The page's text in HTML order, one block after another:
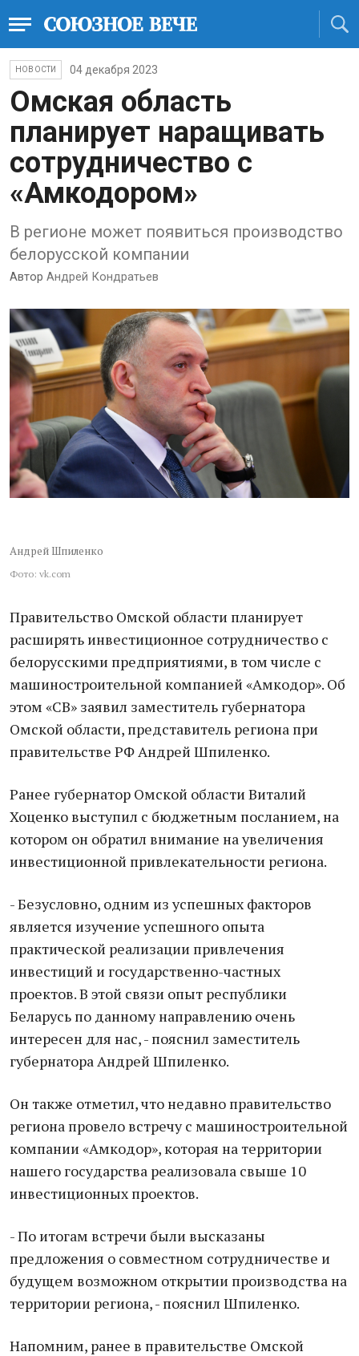
НОВОСТИ 04 декабря 2023
Омская область
планирует наращивать
сотрудничество с
«Амкодором»
В регионе может появиться производство
белорусской компании
Автор Андрей Кондратьев
Андрей Шпиленко
Фото: vk.com
Правительство Омской области планирует
расширять инвестиционное сотрудничество с
белорусскими предприятиями, в том числе с
машиностроительной компанией «Амкодор». Об
этом «СВ» заявил заместитель губернатора
Омской области, представитель региона при
правительстве РФ Андрей Шпиленко.
Ранее губернатор Омской области Виталий
Хоценко выступил с бюджетным посланием, на
котором он обратил внимание на увеличения
инвестиционной привлекательности региона.
- Безусловно, одним из успешных факторов
является изучение успешного опыта
практической реализации привлечения
инвестиций и государственно-частных
проектов. В этой связи опыт республики
Беларусь по данному направлению очень
интересен для нас, - пояснил заместитель
губернатора Андрей Шпиленко.
Он также отметил, что недавно правительство
региона провело встречу с машиностроительной
компании «Амкодор», которая на территории
нашего государства реализовала свыше 10
инвестиционных проектов.
- По итогам встречи были высказаны
предложения о совместном сотрудничестве и
будущем возможном открытии производства на
территории региона, - пояснил Шпиленко.
Напомним, ранее в правительстве Омской